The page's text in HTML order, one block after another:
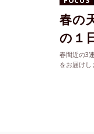
春の
の１
春間近の3
をお届けし